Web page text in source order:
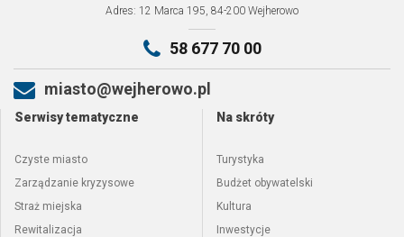
Adres: 12 Marca 195, 84-200 Wejherowo
58 677 70 00
miasto@wejherowo.pl
Serwisy tematyczne
Czyste miasto
Zarządzanie kryzysowe
Straż miejska
Rewitalizacja
Na skróty
Turystyka
Budżet obywatelski
Kultura
Inwestycje